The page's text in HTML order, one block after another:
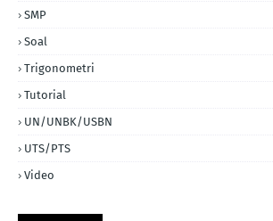
SMP
Soal
Trigonometri
Tutorial
UN/UNBK/USBN
UTS/PTS
Video